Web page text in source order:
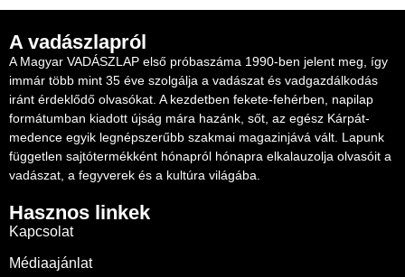
A vadászlapról
A Magyar VADÁSZLAP első próbaszáma 1990-ben jelent meg, így
immár több mint 35 éve szolgálja a vadászat és vadgazdálkodás
iránt érdeklődő olvasókat. A kezdetben fekete-fehérben, napilap
formátumban kiadott újság mára hazánk, sőt, az egész Kárpát-
medence egyik legnépszerűbb szakmai magazinjává vált. Lapunk
független sajtótermékként hónapról hónapra elkalauzolja olvasóit a
vadászat, a fegyverek és a kultúra világába.
Hasznos linkek
Kapcsolat
Médiaajánlat